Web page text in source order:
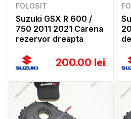
FOLOSIT
Suzuki GSX R 600 /
750 2011 2021 Carena
rezervor dreapta
200.00 lei